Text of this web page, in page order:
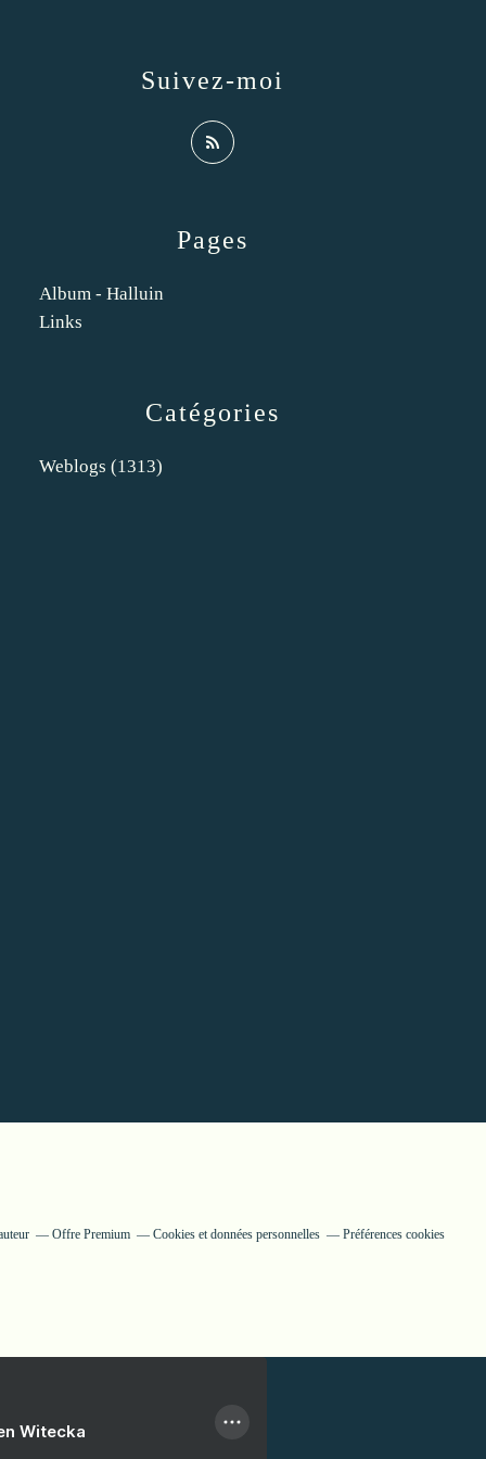
Catégories
Weblogs (1313)
Pages
Album - Halluin
Links
Suivez-moi
Offre Premium Cookies et données personnelles Préférences cookies
Witecka